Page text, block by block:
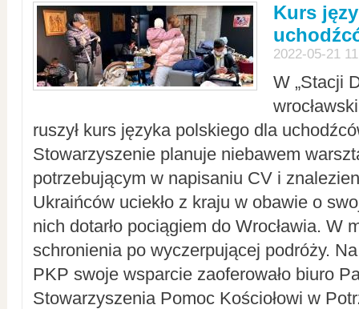
Kurs
2022-05-21
W „Stacji
ruszył kurs języka polskiego dla
Stowarzyszenie planuje niebawem
potrzebującym w napisaniu CV i
Ukraińców uciekło z kraju w obawie o
nich dotarło pociągiem do Wrocławia. W
schronienia po wyczerpującej podróży.
PKP swoje wsparcie zaoferowało biuro
Stowarzyszenia Pomoc Kościołowi w